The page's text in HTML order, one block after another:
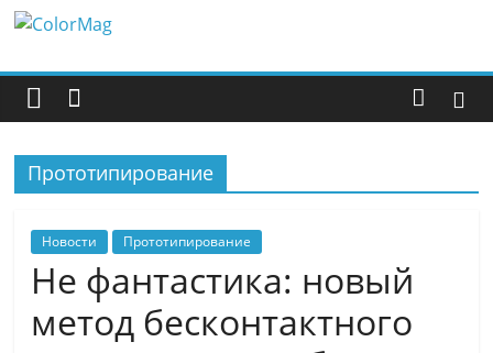
Перейти
содержимому
ColorMag
ColorMag
Demo
site
Прототипирование
Новости Прототипирование
Не фантастика: новый
метод бесконтактного